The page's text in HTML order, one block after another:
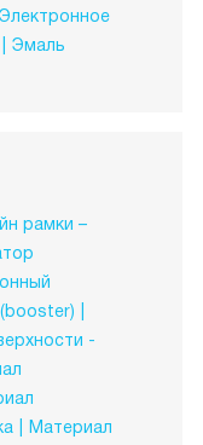
Электронное
Эмаль
рамки –
-
Материал